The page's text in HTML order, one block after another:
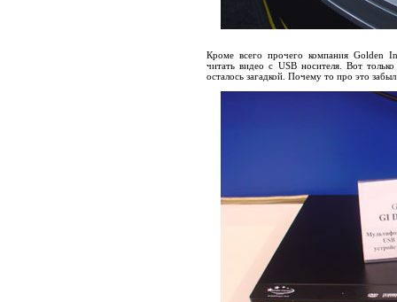
Кроме всего прочего компания Golden
читать видео с USB носителя. Вот
осталось загадкой. Почему то про это